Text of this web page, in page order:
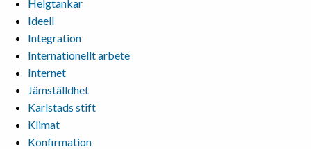
Helgtankar
Ideell
Integration
Internationellt arbete
Internet
Jämställdhet
Karlstads stift
Klimat
Konfirmation